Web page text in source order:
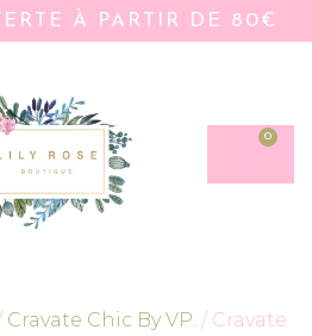
À PARTIR DE 80€
0
Cravate Chic By VP. / Cravate